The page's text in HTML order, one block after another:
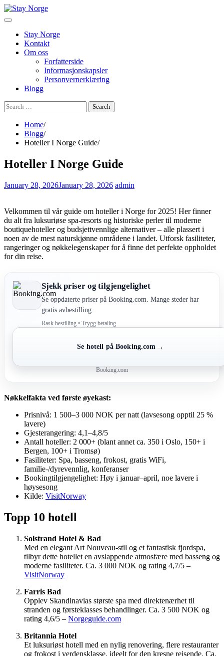
Skip
to
Stay Norge
Kontakt
Om oss
Forfatterside
Informasjonskapsler
Personvernerklæring
Blogg
Search
for:
Home
Blogg
Hoteller I Norge Guide
Hoteller I Norge Guide
January 28, 2026January 28, 2026 admin
Velkommen til vår guide om hoteller i Norge for 2025! Her finner
du alt fra luksuriøse spa-resorts og historiske perler til moderne
boutiquehoteller og budsjettvennlige alternativer – alle plassert i
noen av de mest naturskjønne områdene i landet. Utforsk fasiliteter,
rangeringer og nøkkelegenskaper for å finne det perfekte oppholdet
for din reise.
Sjekk priser og tilgjengelighet
Se oppdaterte priser på Booking.com. Mange steder har
gratis avbestilling.
Rask bestilling • Trygg betaling
Se hotell på Booking.com →
Booking.com
Nøkkelfakta ved første øyekast:
Prisnivå: 1 500–3 000 NOK per natt (lavsesong opptil 25 %
lavere)
Gjesterangering: 4,1–4,8/5
Antall hoteller: 2 000+ (blant annet ca. 350 i Oslo, 150+ i
Bergen, 100+ i Tromsø)
Fasiliteter: Spa, basseng, frokost, gratis WiFi,
familie-/dyrevennlig, konferanser
Bookingtilgjengelighet: Høy i januar–april, noe lavere i
høysesong
Kilde: VisitNorway
Topp 10 hotell
Solstrand Hotel & Bad
Med en elegant Art Nouveau-stil og et fantastisk fjordspa,
tilbyr dette hotellet en avslappende atmosfære med basseng og
moderne fasiliteter. Ca. 3 000 NOK og rating 4,7/5 –
VisitNorway
Farris Bad
Opplev Skandinavias største spa med direktenærhet til
stranden og førsteklasses behandlinger. Ca. 3 500 NOK og
rating 4,6/5 – Norgeguide.com
Britannia Hotel
Et luksuriøst hotell med en nylig renovering, flere restauranter
og frokost i verdensklasse, ideelt for den kresne reisende. Ca.